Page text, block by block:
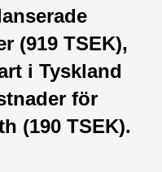
(919 TSEK),
i Tyskland
för
(190 TSEK).